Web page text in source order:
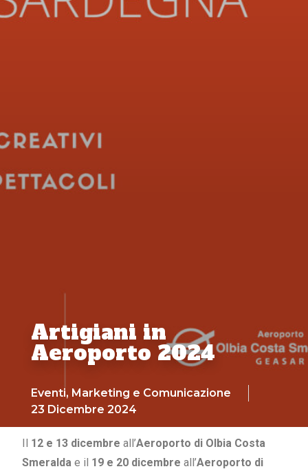
Artigiani in
Aeroporto 2024
Eventi, Marketing e Comunicazione
23 Dicembre 2024
Il 12 e 13 dicembre all’Aeroporto di Olbia Costa
Smeralda e il 19 e 20 dicembre all’Aeroporto di